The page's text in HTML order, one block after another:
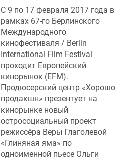
С 9 по 17 февраля 2017 года в
рамках 67-го Берлинского
Международного
кинофестиваля / Berlin
International Film Festival
проходит Европейский
кинорынок (EFM).
Продюсерский центр «Хорошо
продакшн» презентует на
кинорынке новый
остросоциальный проект
режиссёра Веры Глаголевой
«Глиняная яма» по
одноименной пьесе Ольги